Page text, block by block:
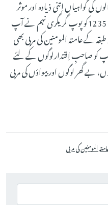
گواہیاں اِتنی ذیادہ اور موثر
تھیں کہ وفات کے چار سال بعد ہی 27مئی 1235کو پوپ گریگری نہم نے آپ
کے عامتہ المومنین کی مربی بھی
کو صاحبِ اِقتدارلوگوں کے لئے
بے گھر لوگوں اور بیواؤں کی مربی
المومنین کی مربی